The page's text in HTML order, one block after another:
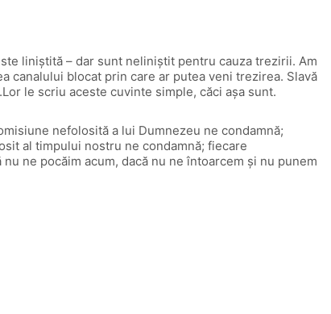
liniştită – dar sunt neliniştit pentru cauza trezirii. Am
canalului blocat prin care ar putea veni trezirea. Slavă
le scriu aceste cuvinte simple, căci aşa sunt.
nefolosită a lui Dumnezeu ne condamnă;
al timpului nostru ne condamnă; fiecare
ne pocăim acum, dacă nu ne întoarcem şi nu punem